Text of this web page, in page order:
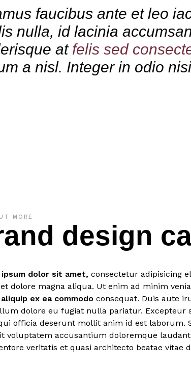
faucibus ante et leo
nulla, id lacinia
at felis sed
a nisl. Integer in odio
MORE
design
ipsum dolor sit amet, consectetur adipisicing
dolore magna aliqua. Ut enim ad minim
aliquip ex ea commodo consequat. Duis aute
dolore eu fugiat nulla pariatur. Excepteur
officia deserunt mollit anim id est laborum.
voluptatem accusantium doloremque
veritatis et quasi architecto beatae vitae